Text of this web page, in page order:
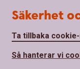
Säkerhet
Ta tillbaka
Så hanterar vi